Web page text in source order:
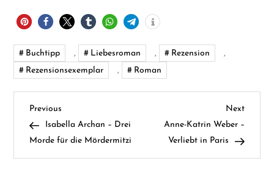
Buchtipp , Liebesroman , Rezension
,
Rezensionsexemplar
, Roman
B
e
Previous
Post
Previous
Isabella Archan – Drei
Morde für die Mördermitzi
Next
Post
Next
Anne-Katrin Weber –
Verliebt in Paris